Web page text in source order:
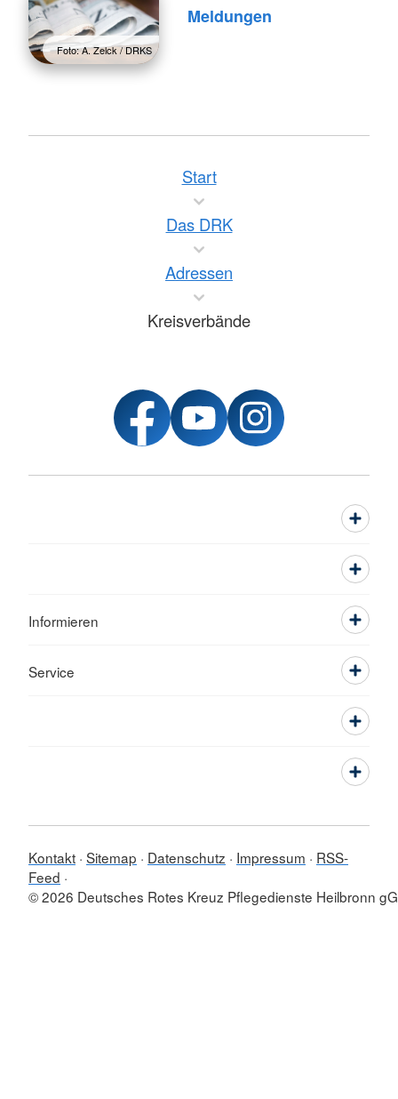
Foto: A. Zelck / DRKS
Meldungen
Start
Das DRK
Adressen
Kreisverbände
Informieren
Service
Kontakt Sitemap Datenschutz Impressum
RSS-
Feed
© 2026 Deutsches Rotes Kreuz Pflegedienste Heilbronn